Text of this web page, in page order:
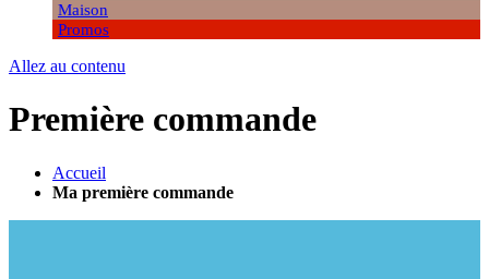
Maison
Promos
Allez au contenu
Première commande
Accueil
Ma première commande